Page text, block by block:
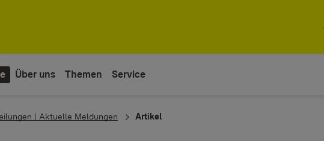
Über uns Themen Service
| Aktuelle Meldungen Artikel